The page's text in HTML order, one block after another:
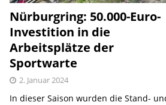
Nürburgring: 50.000-Euro-
Investition in die
Arbeitsplätze der
Sportwarte
2. Januar 2024
In dieser Saison wurden die Stand-